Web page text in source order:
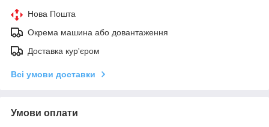
Нова Пошта
Окрема машина або довантаження
Доставка кур'єром
Всі умови доставки
Умови оплати